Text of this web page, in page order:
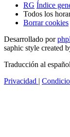
RG Índice
Todos los
Borrar cookies
Desarrollado por
saphic style created
Traducción al
Privacidad |